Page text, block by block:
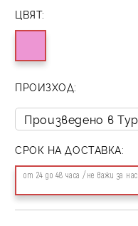
ЦВЯТ:
ПРОИЗХОД:
СРОК НА ДОСТАВКА:
от 24 до 48 часа /не важи за